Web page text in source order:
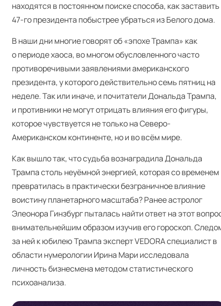
находятся в постоянном поиске способа, как заставить
47-го президента побыстрее убраться из Белого дома.
В наши дни многие говорят об «эпохе Трампа» как
о периоде хаоса, во многом обусловленного часто
противоречивыми заявлениями американского
президента, у которого действительно семь пятниц на
неделе. Так или иначе, и почитатели Дональда Трампа,
и противники не могут отрицать влияния его фигуры,
которое чувствуется не только на Северо-
Американском континенте, но и во всём мире.
Как вышло так, что судьба вознаградила Дональда
Трампа столь неуёмной энергией, которая со временем
превратилась в практически безграничное влияние
воистину планетарного масштаба? Ранее астролог
Элеонора Гинзбург пыталась найти ответ на этот
внимательнейшим образом изучив егогороскоп.
за ней к юбилею Трампа эксперт VEDORAспециалист в
области нумерологии Ирина Мари исследовала
личность бизнесмена методом статистического
психоанализа.